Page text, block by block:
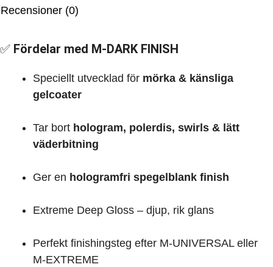
Recensioner (0)
✅ Fördelar med M-DARK FINISH
Speciellt utvecklad för mörka & känsliga
gelcoater
Tar bort hologram, polerdis, swirls & lätt
väderbitning
Ger en hologramfri spegelblank finish
Extreme Deep Gloss – djup, rik glans
Perfekt finishingsteg efter M-UNIVERSAL eller
M-EXTREME